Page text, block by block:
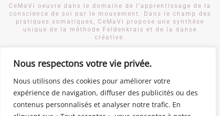
Nous respectons votre vie privée.
Nous utilisons des cookies pour améliorer votre
expérience de navigation, diffuser des publicités ou des
contenus personnalisés et analyser notre trafic. En
CeMaVi oeuvre dans le domaine de l’apprentissage de la
conscience de soi par le mouvement. Dans le champ des
pratiques somatiques, CeMaVi propose une synthèse
unique de la méthode Feldenkrais et de la danse
créative.
romande. Le centre CeMaVi est en cours d’implantation
en Drôme provençale, dans le département 26, en région
Rhône-Alpes en France.
© 2019 CENTRE CEMAVI
© CRÉDIT PHOTOS DIDIER DEVOS